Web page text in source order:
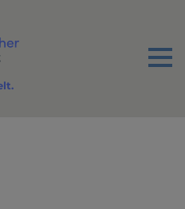
Menu